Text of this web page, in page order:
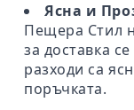
Ясна и
Пещера Стил
за доставка
разходи са
поръчката.